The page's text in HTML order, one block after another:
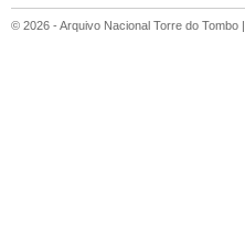
© 2026 - Arquivo Nacional Torre do Tombo |